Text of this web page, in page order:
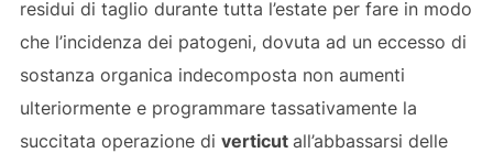
residui di taglio durante tutta l’estate per fare in modo
che l’incidenza dei patogeni, dovuta ad un eccesso di
sostanza organica indecomposta non aumenti
ulteriormente e programmare tassativamente la
succitata operazione di verticut all’abbassarsi delle